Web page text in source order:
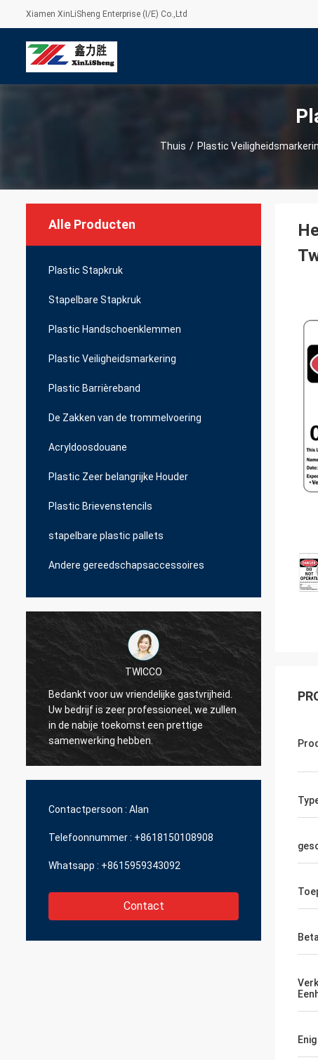
Xiamen XinLiSheng Enterprise (I/E) Co.,Ltd
Thuis / Plastic
Alle Producten
Plastic Stapkruk
Stapelbare Stapkruk
Plastic Handschoenklemmen
Plastic Veiligheidsmarkering
Plastic Barrièreband
De Zakken van de trommelvoering
Acryldoosdouane
Plastic Zeer belangrijke Houder
Plastic Brievenstencils
stapelbare plastic pallets
Andere gereedschapsaccessoires
TWICCO
Bedankt voor uw vriendelijke gastvrijheid.
Uw bedrijf is zeer professioneel, we zullen
in de nabije toekomst een prettige
samenwerking hebben.
De
Contactpersoon : Alan
Telefoonnummer : +8618150108908
Whatsapp : +8615959343092
Contact